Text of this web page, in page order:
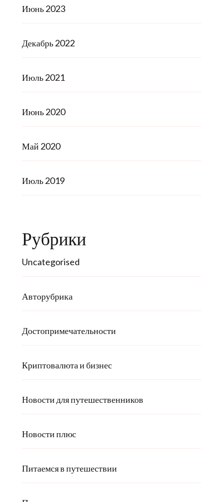
Июнь 2023
Декабрь 2022
Июль 2021
Июнь 2020
Май 2020
Июль 2019
Рубрики
Uncategorised
Авторубрика
Достопримечательности
Криптовалюта и бизнес
Новости для путешественников
Новости плюс
Питаемся в путешествии